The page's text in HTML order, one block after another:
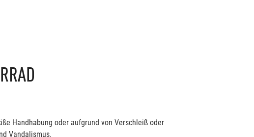
Handhabung oder aufgrund von Verschleiß oder
Vandalismus.